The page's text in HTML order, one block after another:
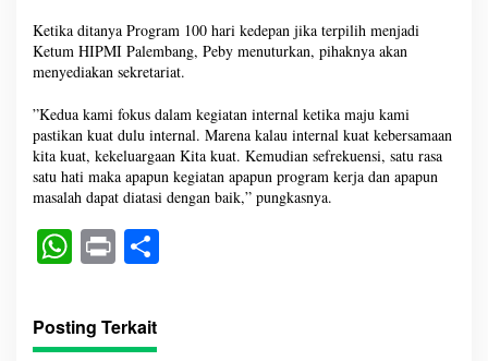
Ketika ditanya Program 100 hari kedepan jika terpilih menjadi
Ketum HIPMI Palembang, Peby menuturkan, pihaknya akan
menyediakan sekretariat.
”Kedua kami fokus dalam kegiatan internal ketika maju kami
pastikan kuat dulu internal. Marena kalau internal kuat kebersamaan
kita kuat, kekeluargaan Kita kuat. Kemudian sefrekuensi, satu rasa
satu hati maka apapun kegiatan apapun program kerja dan apapun
masalah dapat diatasi dengan baik,” pungkasnya.
W
ts
A
Pr
t
Posting Terkait